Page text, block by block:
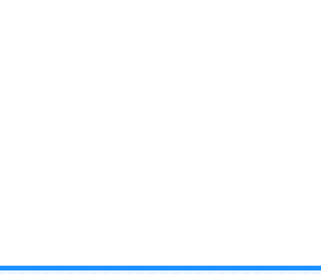
ことが大切。